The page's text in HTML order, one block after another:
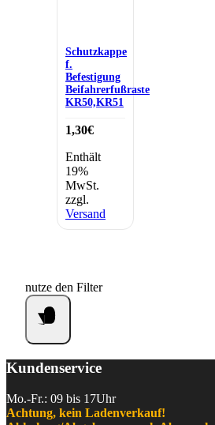
Schutzkappe
f.
Befestigung
Beifahrerfußraste
KR50,KR51
1,30€
Enthält
19%
MwSt.
zzgl.
Versand
nutze den Filter
Kundenservice
Mo.-Fr.: 09 bis 17Uhr
Achtung, kein Ladenverkauf!